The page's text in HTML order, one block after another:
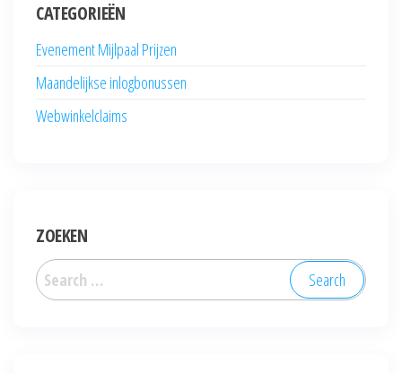
CATEGORIEËN
Evenement Mijlpaal Prijzen
Maandelijkse inlogbonussen
Webwinkelclaims
ZOEKEN
Search
for: